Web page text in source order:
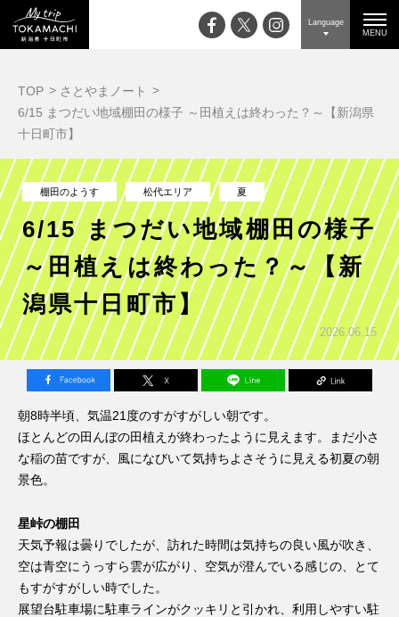
Language
MENU
TOP
さとやまノート
6/15 まつだい地域棚田の様子 ～田植えは終わった？～【新潟県
十日町市】
棚田のようす 松代エリア 夏
6/15 まつだい地域棚田の様子
～田植えは終わった？～【新
潟県十日町市】
2026.06.15
朝8時半頃、気温21度のすがすがしい朝です。
ほとんどの田んぼの田植えが終わったように見えます。まだ小さ
な稲の苗ですが、風になびいて気持ちよさそうに見える初夏の朝
景色。
星峠の棚田
天気予報は曇りでしたが、訪れた時間は気持ちの良い風が吹き、
空は青空にうっすら雲が広がり、空気が澄んでいる感じの、とて
もすがすがしい時でした。
展望台駐車場に駐車ラインがクッキリと引かれ、利用しやすい駐